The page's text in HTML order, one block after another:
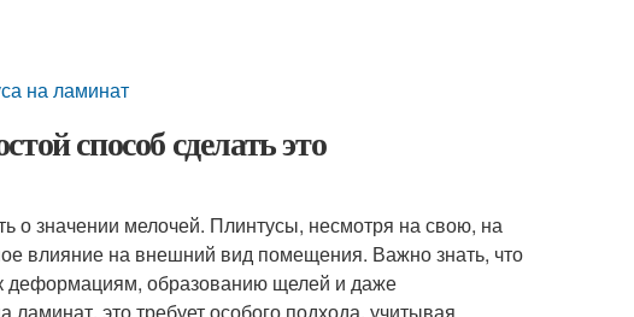
на ламинат
способ сделать это
значении мелочей. Плинтусы, несмотря на свою, на
влияние на внешний вид помещения. Важно знать, что
деформациям, образованию щелей и даже